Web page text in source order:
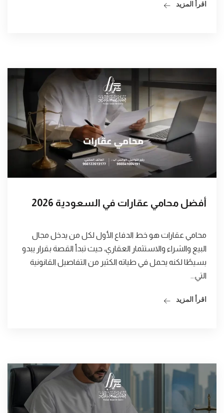
اقرأ المزيد
أفضل محامي عقارات في السعودية 2026
محامي عقارات هو خط الدفاع الأول لكل من يدخل مجال
البيع والشراء والاستثمار العقاري، حيث تبدأ القصة بقرار يبدو
بسيطًا لكنه يحمل في طياته الكثير من التفاصيل القانونية
التي...
اقرأ المزيد